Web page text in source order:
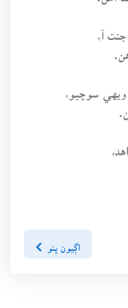
آ،
سوچيو،
اڳيون پنو